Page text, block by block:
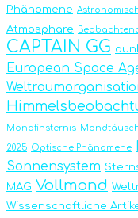
Phänomene
Atmosphäre
CAPTAIN GG
European Space
Mondfinsternis
2025 Optische Phänomene
Sonnensystem
MAG Vollmond
Wissenschaftliche